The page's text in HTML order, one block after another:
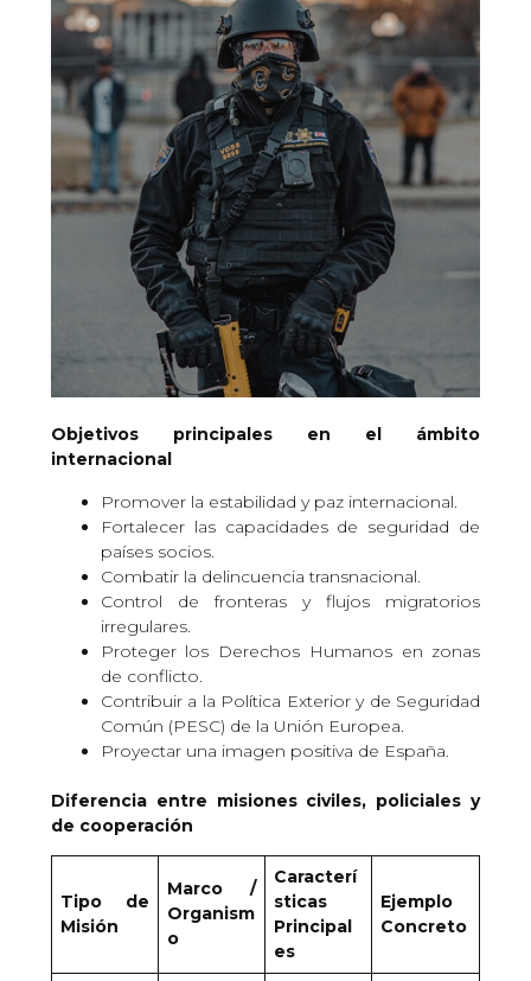
Objetivos principales en el ámbito
internacional
Promover la estabilidad y paz internacional.
Fortalecer las capacidades de seguridad de
países socios.
Combatir la delincuencia transnacional.
Control de fronteras y flujos migratorios
irregulares.
Proteger los Derechos Humanos en zonas
de conflicto.
Contribuir a la Política Exterior y de Seguridad
Común (PESC) de la Unión Europea.
Proyectar una imagen positiva de España.
Diferencia entre misiones civiles, policiales y
de cooperación
Tipo de
Misión
Marco /
Organism
o
Caracterí
sticas
Principal
es
Ejemplo
Concreto